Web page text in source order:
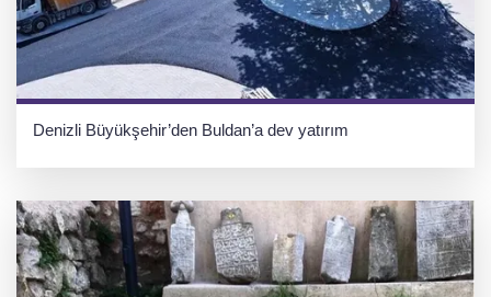
Denizli Büyükşehir’den Buldan’a dev yatırım